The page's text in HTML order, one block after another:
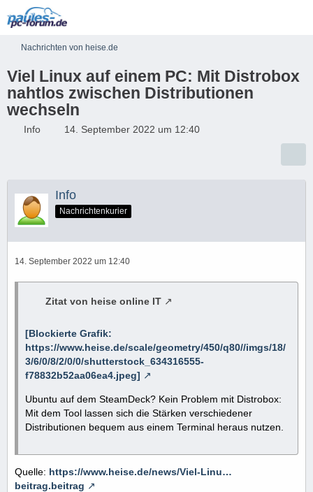
Nachrichten von heise.de
Viel Linux auf einem PC: Mit Distrobox
nahtlos zwischen Distributionen
wechseln
Info 14. September 2022 um 12:40
Info
Nachrichtenkurier
14. September 2022 um 12:40
Zitat von heise online IT
[Blockierte Grafik:
https://www.heise.de/scale/geometry/450/q80//imgs/18/
3/6/0/8/2/0/0/shutterstock_634316555-
f78832b52aa06ea4.jpeg]
Ubuntu auf dem SteamDeck? Kein Problem mit Distrobox:
Mit dem Tool lassen sich die Stärken verschiedener
Distributionen bequem aus einem Terminal heraus nutzen.
Quelle: https://www.heise.de/news/Viel-Linu…
beitrag.beitrag